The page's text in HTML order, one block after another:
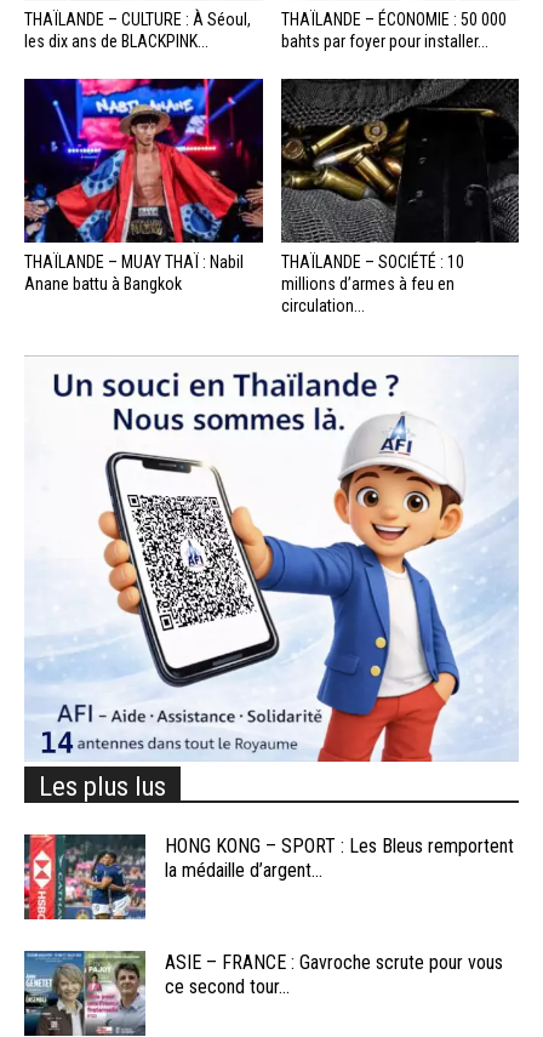
THAÏLANDE – CULTURE : À Séoul,
les dix ans de BLACKPINK...
THAÏLANDE – ÉCONOMIE : 50 000
bahts par foyer pour installer...
THAÏLANDE – MUAY THAÏ : Nabil
Anane battu à Bangkok
THAÏLANDE – SOCIÉTÉ : 10
millions d’armes à feu en
circulation...
Les plus lus
HONG KONG – SPORT : Les Bleus remportent
la médaille d’argent...
ASIE – FRANCE : Gavroche scrute pour vous
ce second tour...